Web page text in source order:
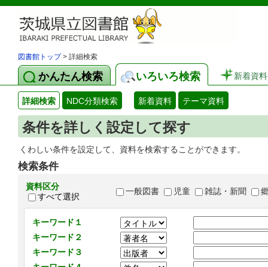
図書館トップ> 詳細検索
かんたん検索 いろいろ検索 新着資料
詳細検索 NDC分類検索 新着資料 テーマ資料
条件を詳しく設定して探す
くわしい条件を設定して、資料を検索することができます。
検索条件
資料区分
すべて選択
一般図書 児童 雑誌・新聞
キーワード１
キーワード２
キーワード３